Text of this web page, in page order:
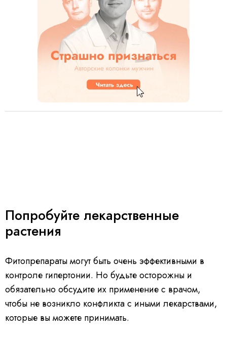
Попробуйте лекарственные
растения
Фитопрепараты могут быть очень эффективными в
контроле гипертонии. Но будьте осторожны и
обязательно обсудите их применение с врачом,
чтобы не возникло конфликта с иными лекарствами,
которые вы можете принимать.